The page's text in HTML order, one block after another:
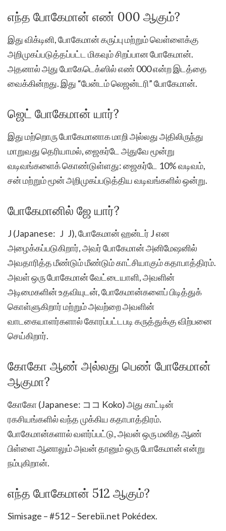
எந்த போகேமான் எண் 000 ஆகும்?
இது விக்டினி, போகேமான் கருப்பு மற்றும் வெள்ளைக்கு
அறிமுகப்படுத்தப்பட்ட மிகவும் சிறப்பான போகேமான்.
அதனால் அது போகேடெக்ஸில் எண் 000 என்ற இடத்தை
வைக்கின்றது. இது “பேன்டம் லெஜன்டரி” போகேமான்.
ஜெட் போகேமான் யார்?
இது மற்றொரு போகேமானாக மாறி அல்லது அதிலிருந்து
மாறுவது தெரியாமல், ஜைகர்டே அதுவே மூன்று
வடிவங்களைக் கொண்டுள்ளது: ஜைகர்டே 10% வடிவம்,
சன் மற்றும் மூன் அறிமுகப்படுத்திய வடிவங்களில் ஒன்று.
போகேமானில் ஜே யார்?
J (Japanese: Ｊ J), போகேமான் ஹன்டர் J என
அழைக்கப்படுகிறார், அவர் போகேமான் அனிமேஷனில்
அவதாரித்த மீண்டும் மீண்டும் காட்சியாகும் கதாபாத்திரம்.
அவள் ஒரு போகேமான் வேட்டையாளி, அவளின்
அடிமைகளின் உதவியுடன், போகேமான்களைப் பிடித்துக்
கொள்ளுகிறார் மற்றும் அவற்றை அவளின்
வாடகையாளர்களால் கோரப்பட்டபடி கருத்துக்கு விற்பனை
செய்கிறார்.
கோகோ ஆண் அல்லது பெண் போகேமான்
ஆகுமா?
கோகோ (Japanese: ココ Koko) அது காட்டின்
ரகசியங்களில் வந்த முக்கிய கதாபாத்திரம்.
போகேமான்களால் வளர்ப்பட்டு, அவன் ஒரு மனித ஆண்
பிள்ளை ஆனாலும் அவன் தானும் ஒரு போகேமான் என்று
நம்புகிறான்.
எந்த போகேமான் 512 ஆகும்?
Simisage – #512 – Serebii.net Pokédex.